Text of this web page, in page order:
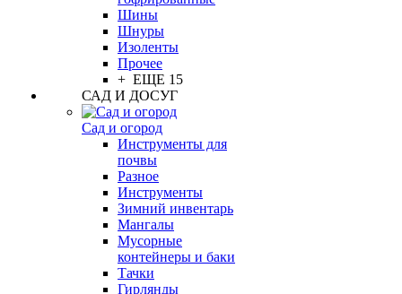
Шины
Шнуры
Изоленты
Прочее
+ ЕЩЕ 15
САД И ДОСУГ
Сад и огород
Инструменты для
почвы
Разное
Инструменты
Зимний инвентарь
Мангалы
Мусорные
контейнеры и баки
Тачки
Гирлянды